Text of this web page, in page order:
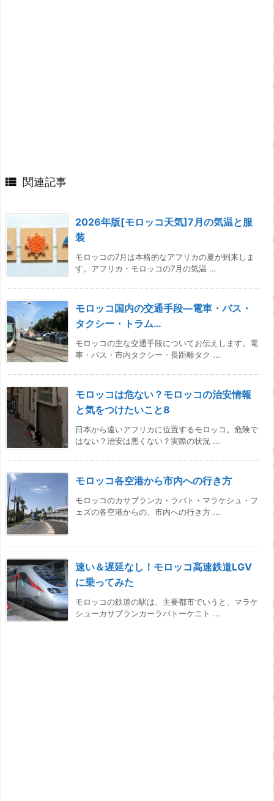
 関連記事
2026年版[モロッコ天気]7月の気温と服
装
モロッコの7月は本格的なアフリカの夏が到来しま
す。アフリカ・モロッコの7月の気温 ...
モロッコ国内の交通手段―電車・バス・
タクシー・トラム…
モロッコの主な交通手段についてお伝えします。電
車・バス・市内タクシー・長距離タク ...
モロッコは危ない？モロッコの治安情報
と気をつけたいこと8
日本から遠いアフリカに位置するモロッコ。危険で
はない？治安は悪くない？実際の状況 ...
モロッコ各空港から市内への行き方
モロッコのカサブランカ・ラバト・マラケシュ・フ
ェズの各空港からの、市内への行き方 ...
速い＆遅延なし！モロッコ高速鉄道LGV
に乗ってみた
モロッコの鉄道の駅は、主要都市でいうと、マラケ
シューカサブランカーラバトーケニト ...